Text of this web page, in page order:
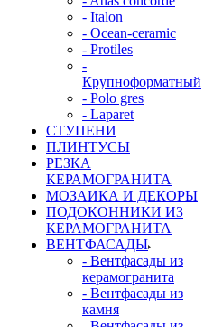
- Italon
- Ocean-ceramic
- Protiles
-
Крупноформатный
- Polo gres
- Laparet
СТУПЕНИ
ПЛИНТУСЫ
РЕЗКА
КЕРАМОГРАНИТА
МОЗАИКА И ДЕКОРЫ
ПОДОКОННИКИ ИЗ
КЕРАМОГРАНИТА
ВЕНТФАСАДЫ
- Вентфасады из
керамогранита
- Вентфасады из
камня